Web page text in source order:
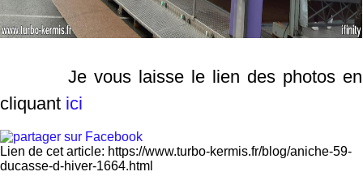
Je vous laisse le lien des photos en
cliquant ici
Lien de cet article: https://www.turbo-kermis.fr/blog/aniche-59-
ducasse-d-hiver-1664.html